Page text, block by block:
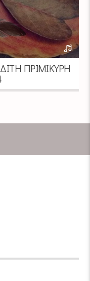
ΠΡΙΜΙΚΎΡΗ